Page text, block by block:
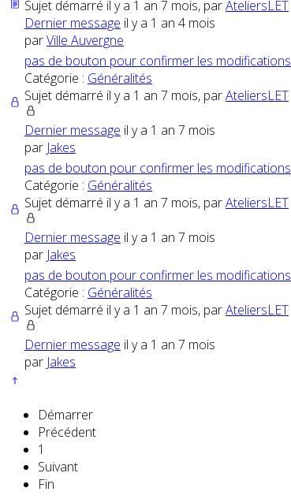
Sujet démarré il y a 1 an 7 mois, parAteliersLET
Dernier message il y a 1 an 4 mois
parVille Auvergne
pas de bouton pour confirmer les modifications
Catégorie : Généralités
Sujet démarré il y a 1 an 7 mois, parAteliersLET
Dernier message il y a 1 an 7 mois
par Jakes
pas de bouton pour confirmer les modifications
Catégorie : Généralités
Sujet démarré il y a 1 an 7 mois, parAteliersLET
Dernier message il y a 1 an 7 mois
par Jakes
pas de bouton pour confirmer les modifications
Catégorie : Généralités
Sujet démarré il y a 1 an 7 mois, parAteliersLET
Dernier message il y a 1 an 7 mois
par Jakes
Démarrer
Précédent
1
Suivant
Fin